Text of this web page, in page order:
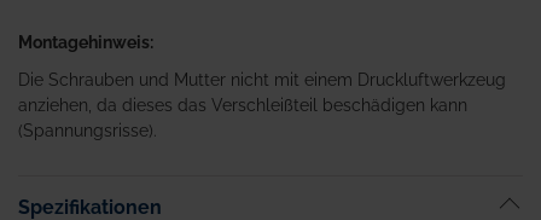
Montagehinweis:
Die Schrauben und Mutter nicht mit einem Druckluftwerkzeug
anziehen, da dieses das Verschleißteil beschädigen kann
(Spannungsrisse).
Spezifikationen